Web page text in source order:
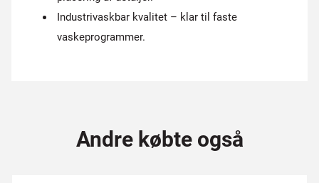
Industrivaskbar kvalitet – klar til faste
vaskeprogrammer.
Andre købte også